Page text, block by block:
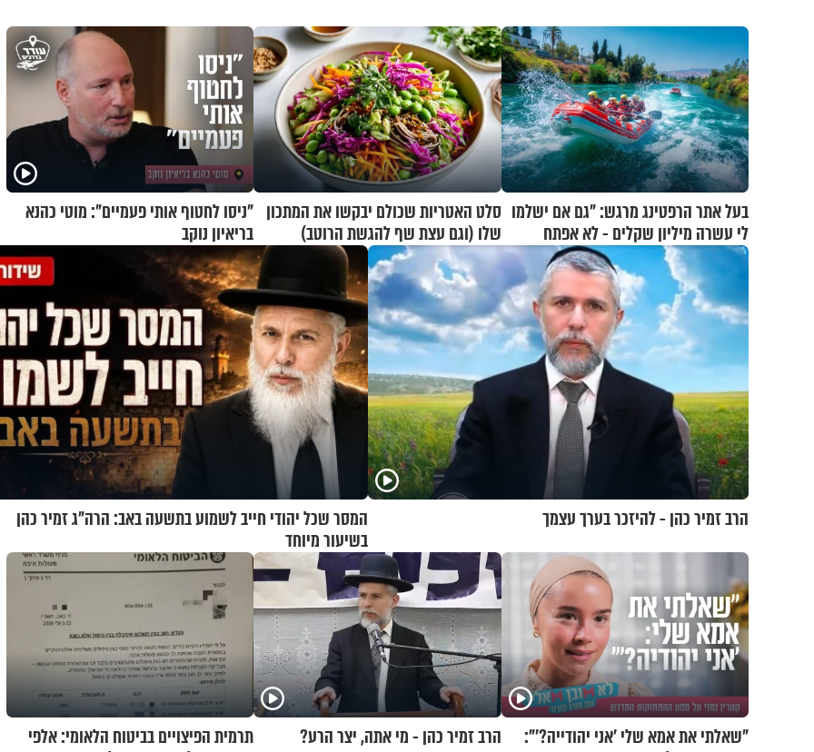
בעל אתר הרפטינג מרגש: "גם אם ישלמו
לי עשרה מיליון שקלים - לא אפתח
בשבת"
סלט האטריות שכולם יבקשו את המתכון
שלו (וגם עצת שף להגשת הרוטב)
"ניסו לחטוף אותי פעמיים": מוטי כהנא
בריאיון נוקב
הרב זמיר כהן - להיזכר בערך עצמך
המסר שכל יהודי חייב לשמוע בתשעה באב: הרה"ג זמיר כהן
בשיעור מיוחד
"שאלתי את אמא שלי 'אני יהודייה?'":
הרב זמיר כהן - מי אתה, יצר הרע?
תרמית הפיצויים בביטוח הלאומי: אלפי